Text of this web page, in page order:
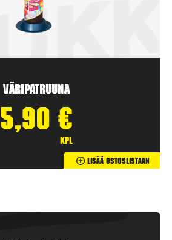
Väripatruuna
5,90 €
kpl
Lisää Ostoslistaan